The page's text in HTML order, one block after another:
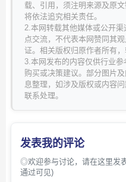
载、引用，须注明来源及原
将依法追究相关责任。
2.本网转载其他媒体或公开
点交流，不代表本网赞同其
证。相关版权归原作者所有
3.本网发布的内容仅供行业参
购买或决策建议。部分图片
息整理，如涉及版权或内容
联系处理。
发表我的评论
◎欢迎参与讨论，请在这里发
通过可见)